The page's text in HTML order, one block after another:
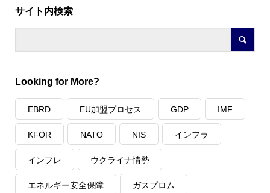
サイト内検索
Looking for More?
EBRD EU加盟プロセス GDP IMF
KFOR NATO NIS インフラ
インフレ ウクライナ情勢
エネルギー安全保障 ガスプロム